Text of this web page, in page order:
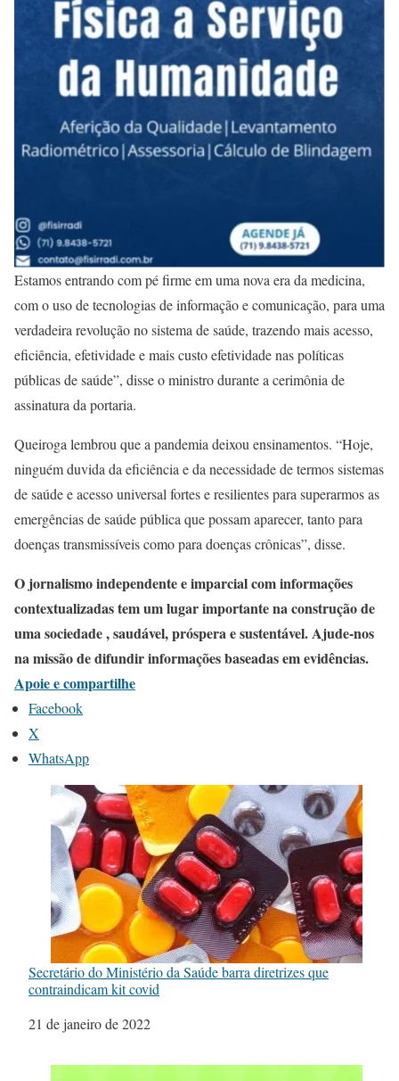
Estamos entrando com pé firme em uma nova era da medicina,
com o uso de tecnologias de informação e comunicação, para uma
verdadeira revolução no sistema de saúde, trazendo mais acesso,
eficiência, efetividade e mais custo efetividade nas políticas
públicas de saúde”, disse o ministro durante a cerimônia de
assinatura da portaria.
Queiroga lembrou que a pandemia deixou ensinamentos. “Hoje,
ninguém duvida da eficiência e da necessidade de termos sistemas
de saúde e acesso universal fortes e resilientes para superarmos as
emergências de saúde pública que possam aparecer, tanto para
doenças transmissíveis como para doenças crônicas”, disse.
O jornalismo independente e imparcial com informações
contextualizadas tem um lugar importante na construção de
uma sociedade , saudável, próspera e sustentável. Ajude-nos
na missão de difundir informações baseadas em evidências.
Apoie e compartilhe
Facebook
X
WhatsApp
Secretário do Ministério da Saúde barra diretrizes que
contraindicam kit covid
Data
21 de janeiro de 2022